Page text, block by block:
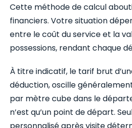
Cette méthode de calcul
financiers. Votre situation
entre le coût du service et la
possessions, rendant chaque
À titre indicatif, le tarif brut
déduction, oscille
par mètre cube dans le
n’est qu’un point de départ.
personnalisé après visite